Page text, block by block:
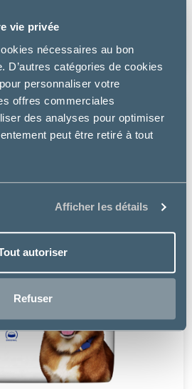
vie privée
nécessaires au bon
D’autres catégories de cookies
personnaliser votre
offres commerciales
des analyses pour optimiser
peut être retiré à tout
Afficher les détails
autoriser
Refuser
25.99€